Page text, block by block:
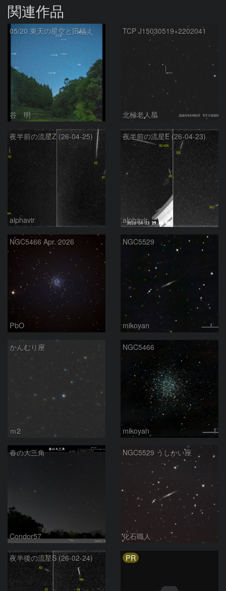
関連作品
05/20 東天の星空と田植え
谷 明
TCP J15030519+2202041
北極老人星
夜半前の流星Z (26-04-25)
alphavir
夜半前の流星E (26-04-23)
alphavir
NGC5466 Apr. 2026
PbO
NGC5529
mikoyan
かんむり座
ｍ2
NGC5466
mikoyan
春の大三角
Condor57
NGC5529 うしかい座
化石職人
夜半後の流星S (26-02-24) PR